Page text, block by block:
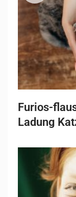
Furios-
Ladung